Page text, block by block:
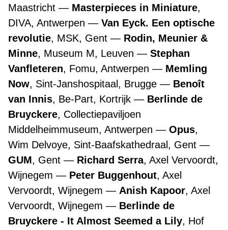
Maastricht
Masterpieces in Miniature,
DIVA, Antwerpen
Van Eyck. Een optische
revolutie, MSK, Gent
Rodin, Meunier &
Minne, Museum M, Leuven
Stephan
Vanfleteren, Fomu, Antwerpen
Memling
Now, Sint-Janshospitaal, Brugge
Benoît
van Innis, Be-Part, Kortrijk
Berlinde de
Bruyckere, Collectiepaviljoen
Middelheimmuseum, Antwerpen
Opus,
Wim Delvoye, Sint-Baafskathedraal, Gent
GUM, Gent Richard Serra, Axel Vervoordt,
Wijnegem
Peter Buggenhout, Axel
Vervoordt, Wijnegem
Anish Kapoor, Axel
Vervoordt, Wijnegem
Berlinde de
Bruyckere - It Almost Seemed a Lily, Hof